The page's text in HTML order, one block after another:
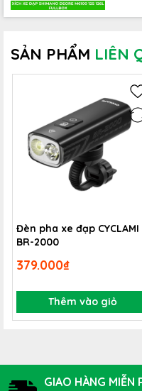
SẢN PHẨM LIÊN
Đèn pha xe đạp CYCLAMI
BR-2000
379.000₫
Thêm vào giỏ
GIAO HÀNG MIỄN